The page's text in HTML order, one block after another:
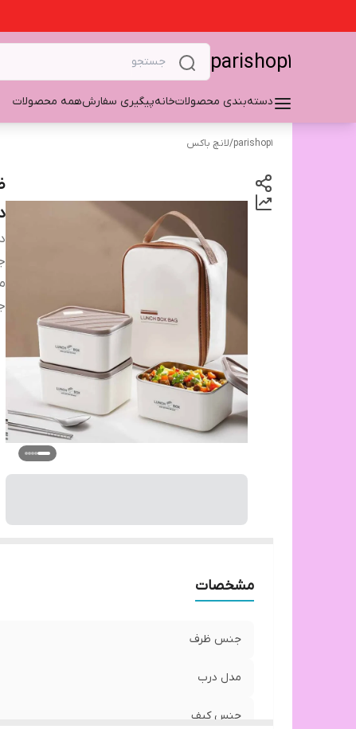
parishop1
دسته‌بندی محصولاتخانهپیگیری سفارشهمه محصولات
parishop1
/لانچ باکس
مشخصات
جنس ظرف
مدل درب
جنس کیف